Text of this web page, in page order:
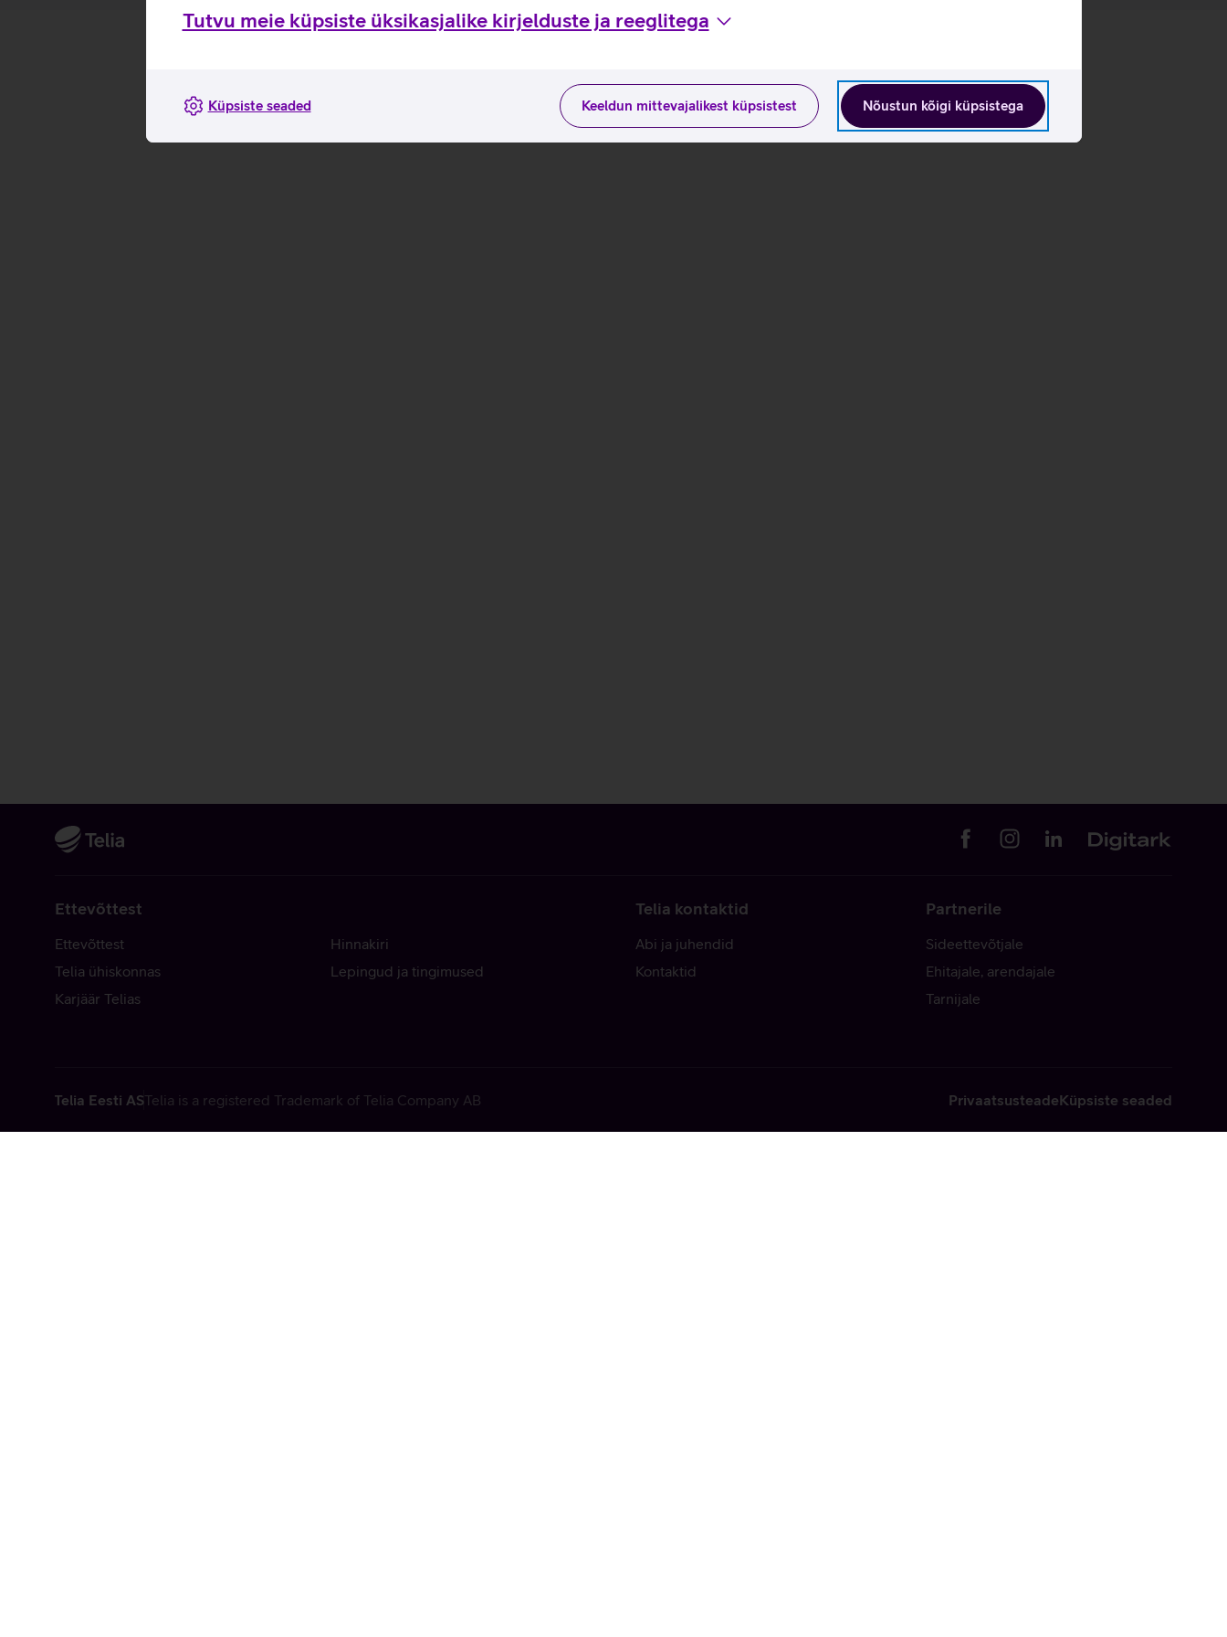
Tutvu meie küpsiste üksikasjalike kirjelduste ja reeglitega
Nõustun kõigi küpsistega
Keeldun mittevajalikest küpsistest
Küpsiste seaded
Ettevõttest
Ettevõttest
Telia ühiskonnas
Karjäär Telias
Hinnakiri
Lepingud ja tingimused
Telia kontaktid
Abi ja juhendid
Kontaktid
Partnerile
Sideettevõtjale
Ehitajale, arendajale
Tarnijale
Telia Eesti ASTelia is a registered Trademark of Telia Company AB PrivaatsusteadeKüpsiste seaded